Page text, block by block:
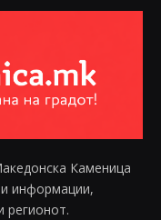
Каменица
информации,
регионот.